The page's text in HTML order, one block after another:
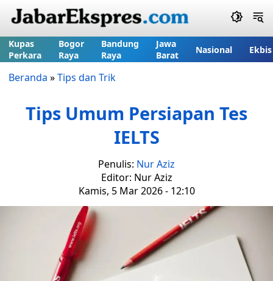
Kupas
Perkara
Bogor
Raya
Bandung
Raya
Jawa
Barat
Nasional Ekbis
Beranda »Tips dan Trik
Tips Umum Persiapan Tes
IELTS
Penulis: Nur Aziz
Editor: Nur Aziz
Kamis, 5 Mar 2026 - 12:10